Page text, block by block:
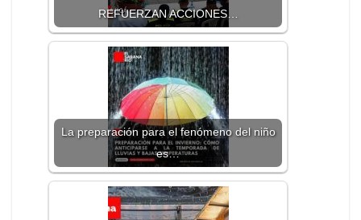
REFUERZAN ACCIONES…
La preparación para el fenómeno del niño
es…